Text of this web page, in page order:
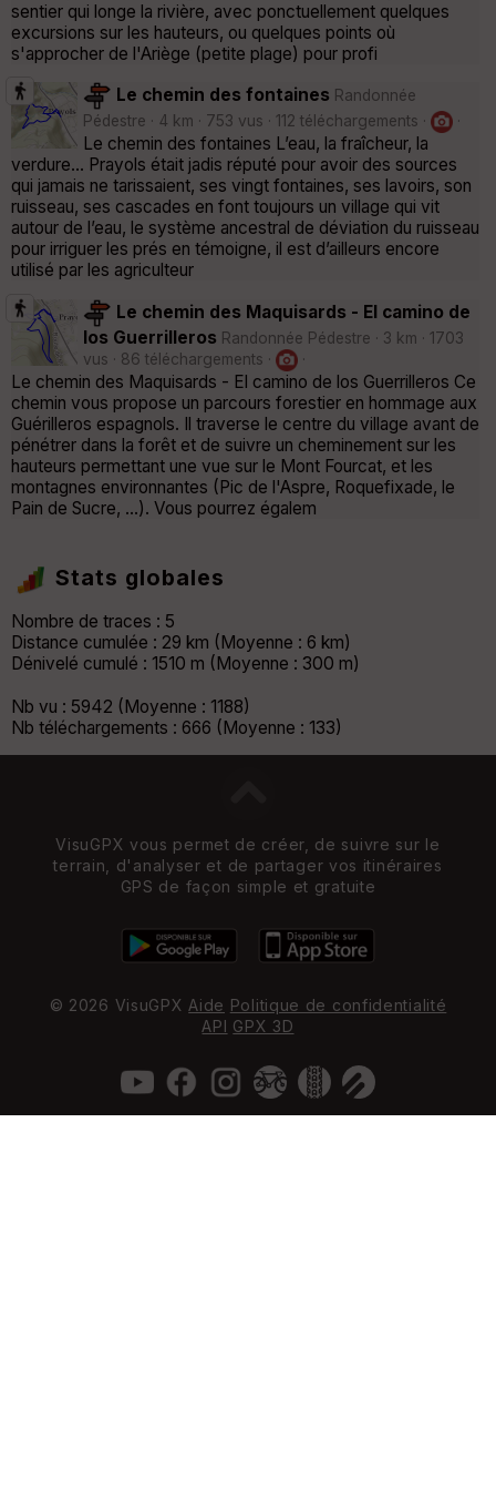
sentier qui longe la rivière, avec ponctuellement quelques
excursions sur les hauteurs, ou quelques points où
s'approcher de l'Ariège (petite plage) pour profi
Le chemin des fontaines Randonnée
Pédestre · 4 km · 753 vus · 112 téléchargements ·
·
Le chemin des fontaines L’eau, la fraîcheur, la
verdure… Prayols était jadis réputé pour avoir des sources
qui jamais ne tarissaient, ses vingt fontaines, ses lavoirs, son
ruisseau, ses cascades en font toujours un village qui vit
autour de l’eau, le système ancestral de déviation du ruisseau
pour irriguer les prés en témoigne, il est d’ailleurs encore
utilisé par les agriculteur
Le chemin des Maquisards - El camino de
los Guerrilleros Randonnée Pédestre · 3 km · 1703
vus · 86 téléchargements ·
·
Le chemin des Maquisards - El camino de los Guerrilleros Ce
chemin vous propose un parcours forestier en hommage aux
Guérilleros espagnols. Il traverse le centre du village avant de
pénétrer dans la forêt et de suivre un cheminement sur les
hauteurs permettant une vue sur le Mont Fourcat, et les
montagnes environnantes (Pic de l'Aspre, Roquefixade, le
Pain de Sucre, ...). Vous pourrez égalem
Stats globales
Nombre de traces : 5
Distance cumulée : 29 km (Moyenne : 6 km)
Dénivelé cumulé : 1510 m (Moyenne : 300 m)
Nb vu : 5942 (Moyenne : 1188)
Nb téléchargements : 666 (Moyenne : 133)
VisuGPX vous permet de créer, de suivre sur le
terrain, d'analyser et de partager vos itinéraires
GPS de façon simple et gratuite
© 2026 VisuGPX Aide Politique de confidentialité
API GPX 3D